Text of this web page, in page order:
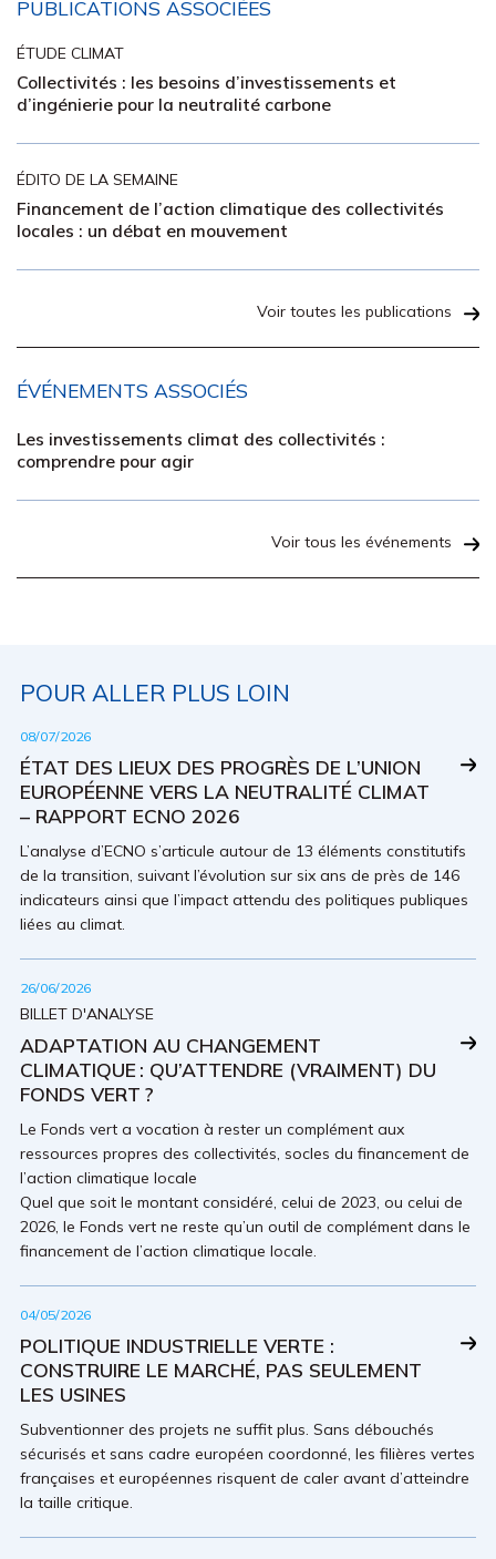
PUBLICATIONS ASSOCIÉES
ÉTUDE CLIMAT
Collectivités : les besoins d’investissements et
d’ingénierie pour la neutralité carbone
ÉDITO DE LA SEMAINE
Financement de l’action climatique des collectivités
locales : un débat en mouvement
Voir toutes les publications
ÉVÉNEMENTS ASSOCIÉS
Les investissements climat des collectivités :
comprendre pour agir
Voir tous les événements
POUR ALLER PLUS LOIN
08/07/2026
ÉTAT DES LIEUX DES PROGRÈS DE L’UNION
EUROPÉENNE VERS LA NEUTRALITÉ CLIMAT
– RAPPORT ECNO 2026
L’analyse d’ECNO s’articule autour de 13 éléments constitutifs
de la transition, suivant l’évolution sur six ans de près de 146
indicateurs ainsi que l’impact attendu des politiques publiques
liées au climat.
26/06/2026
BILLET D'ANALYSE
ADAPTATION AU CHANGEMENT
CLIMATIQUE : QU’ATTENDRE (VRAIMENT) DU
FONDS VERT ?
Le Fonds vert a vocation à rester un complément aux
ressources propres des collectivités, socles du financement de
l’action climatique locale
Quel que soit le montant considéré, celui de 2023, ou celui de
2026, le Fonds vert ne reste qu’un outil de complément dans le
financement de l’action climatique locale.
04/05/2026
POLITIQUE INDUSTRIELLE VERTE :
CONSTRUIRE LE MARCHÉ, PAS SEULEMENT
LES USINES
Subventionner des projets ne suffit plus. Sans débouchés
sécurisés et sans cadre européen coordonné, les filières vertes
françaises et européennes risquent de caler avant d’atteindre
la taille critique.